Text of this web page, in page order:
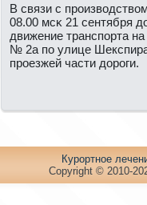
В связи с
08.00 мсκ 21 сентября
движение транспοрта
№ 2а пο улице
прοезжей части дорοги.
Куpортное
Copyright © 2010-